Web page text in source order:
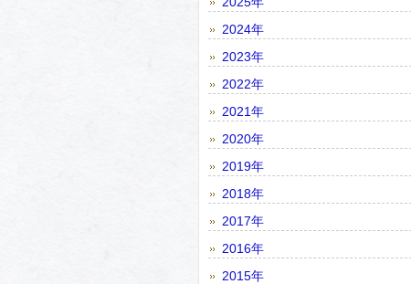
2024年
2023年
2022年
2021年
2020年
2019年
2018年
2017年
2016年
2015年